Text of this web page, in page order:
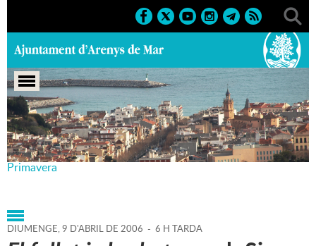
Portada > Agenda > 09-04-
2006 > Marcs > Culturals > 2006 > Teatre Principal 2006 -
Primavera
DIUMENGE,9 D'ABRIL DE 2006 - 6 H TARDA